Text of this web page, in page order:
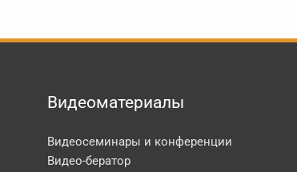
Видеоматериалы
Видеосеминары и конференции
Видео-бератор